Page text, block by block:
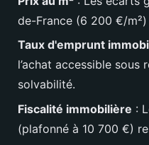
de-France (6 200 €/
Taux d'emprunt
l’achat accessible sous
solvabilité.
Fiscalité immobilière :
(plafonné à 10 700 €)